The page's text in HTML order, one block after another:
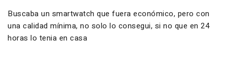
Buscaba un smartwatch que fuera económico, pero con
una calidad mínima, no solo lo consegui, si no que en 24
horas lo tenia en casa